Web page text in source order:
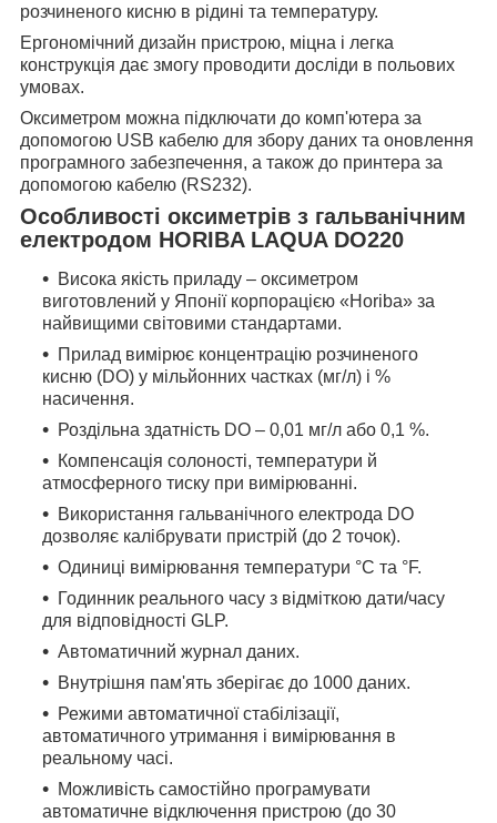
розчиненого кисню в рідині та температуру.
Ергономічний дизайн пристрою, міцна і легка
конструкція дає змогу проводити досліди в польових
умовах.
Оксиметром можна підключати до комп'ютера за
допомогою USB кабелю для збору даних та оновлення
програмного забезпечення, а також до принтера за
допомогою кабелю (RS232).
Особливості оксиметрів з гальванічним
електродом HORIBA LAQUA DO220
Висока якість приладу – оксиметром
виготовлений у Японії корпорацією «Horiba» за
найвищими світовими стандартами.
Прилад вимірює концентрацію розчиненого
кисню (DO) у мільйонних частках (мг/л) і %
насичення.
Роздільна здатність DO – 0,01 мг/л або 0,1 %.
Компенсація солоності, температури й
атмосферного тиску при вимірюванні.
Використання гальванічного електрода DO
дозволяє калібрувати пристрій (до 2 точок).
Одиниці вимірювання температури °C та °F.
Годинник реального часу з відміткою дати/часу
для відповідності GLP.
Автоматичний журнал даних.
Внутрішня пам'ять зберігає до 1000 даних.
Режими автоматичної стабілізації,
автоматичного утримання і вимірювання в
реальному часі.
Можливість самостійно програмувати
автоматичне відключення пристрою (до 30